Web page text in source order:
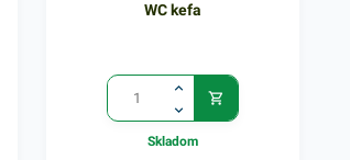
WC kefa
Skladom